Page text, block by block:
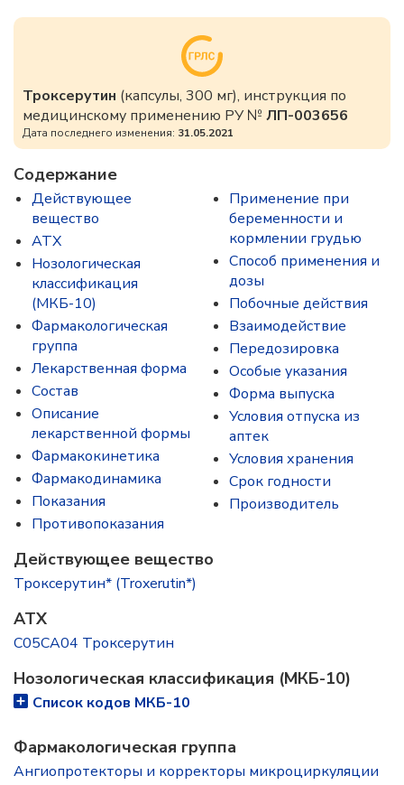
Троксерутин (капсулы, 300 мг), инструкция по
медицинскому применению РУ № ЛП-003656
Дата последнего изменения: 31.05.2021
Содержание
Действующее
вещество
ATX
Нозологическая
классификация
(МКБ-10)
Фармакологическая
группа
Лекарственная форма
Состав
Описание
лекарственной формы
Фармакокинетика
Фармакодинамика
Показания
Противопоказания
Применение при
беременности и
кормлении грудью
Способ применения и
дозы
Побочные действия
Взаимодействие
Передозировка
Особые указания
Форма выпуска
Условия отпуска из
аптек
Условия хранения
Срок годности
Производитель
Действующее вещество
Троксерутин* (Troxerutin*)
ATX
C05CA04 Троксерутин
Нозологическая классификация (МКБ-10)
Список кодов МКБ-10
Фармакологическая группа
Ангиопротекторы и корректоры микроциркуляции